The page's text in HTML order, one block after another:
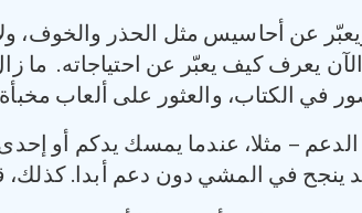
عن أحاسيس مثل الحذر والخوف،
يعرف كيف يعبّر عن احتياجاته. ما
في الكتاب، والعثور على ألعاب
– مثلا، عندما يمسك يدكم أو
ينجح في المشي دون دعم أبدا.